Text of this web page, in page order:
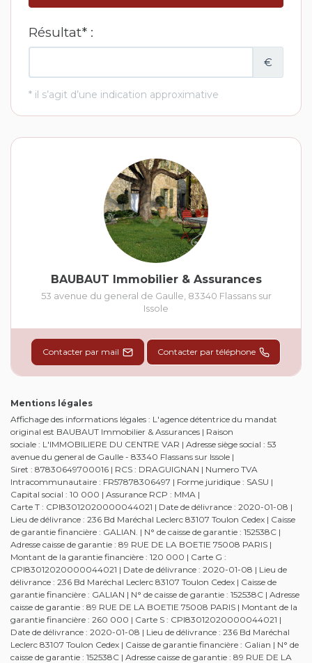
BAUBAUT Immobilier & Assurances
53 avenue du general de Gaulle 83340 Flassans sur
Issole
Contacter par mail Contacter par téléphone
Mentions légales
Affichage des informations légales : L'agence détentrice du mandat
original est BAUBAUT Immobilier & Assurances | Raison
sociale : L'IMMOBILIERE DU CENTRE VAR | Adresse siège social : 53
avenue du general de Gaulle - 83340 Flassans sur Issole |
Siret : 87830649700016 | RCS : DRAGUIGNAN | Numero TVA
Intracommunautaire : FR57878306497 | Forme juridique : SASU |
Capital social : 10 000 | Assurance RCP : MMA |
Carte T : CPI83012020000044021 | Date de délivrance : 2020-01-08 |
Lieu de délivrance : 236 Bd Maréchal Leclerc 83107 Toulon Cedex | Caisse
de garantie financière : GALIAN. | N° de caisse de garantie : 152538C |
Adresse caisse de garantie : 89 RUE DE LA BOETIE 75008 PARIS |
Montant de la garantie financière : 120 000 | Carte G :
CPI83012020000044021 | Date de délivrance : 2020-01-08 | Lieu de
délivrance : 236 Bd Maréchal Leclerc 83107 Toulon Cedex | Caisse de
garantie financière : GALIAN | N° de caisse de garantie : 152538C | Adresse
caisse de garantie : 89 RUE DE LA BOETIE 75008 PARIS | Montant de la
garantie financière : 260 000 | Carte S : CPI83012020000044021 |
Date de délivrance : 2020-01-08 | Lieu de délivrance : 236 Bd Maréchal
Leclerc 83107 Toulon Cedex | Caisse de garantie financière : Galian | N° de
caisse de garantie : 152538C | Adresse caisse de garantie : 89 RUE DE LA